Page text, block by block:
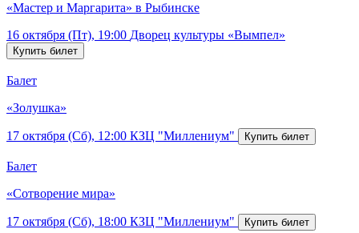
«Мастер и Маргарита» в Рыбинске
16 октября (Пт), 19:00 Дворец культуры «Вымпел»
Балет
«Золушка»
17 октября (Сб), 12:00 КЗЦ "Миллениум"
Балет
«Сотворение мира»
17 октября (Сб), 18:00 КЗЦ "Миллениум"